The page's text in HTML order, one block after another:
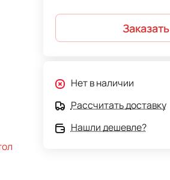
Заказать
Нет в наличии
Рассчитать доставку
Нашли дешевле?